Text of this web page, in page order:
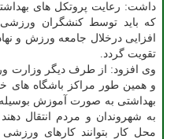
داشت: رعایت پروتکل های
که باید توسط کنشگران
افزایی درخلال جامعه ورزش و
تقویت گردد.
وی افزود: از طرف دیگر وزارت
و همین طور مراکز باشگاه
بهداشتی به صورت آموزش بوسیله
به شهروندان و مردم انتقال
محل کار بتوانند کارهای ورزشی